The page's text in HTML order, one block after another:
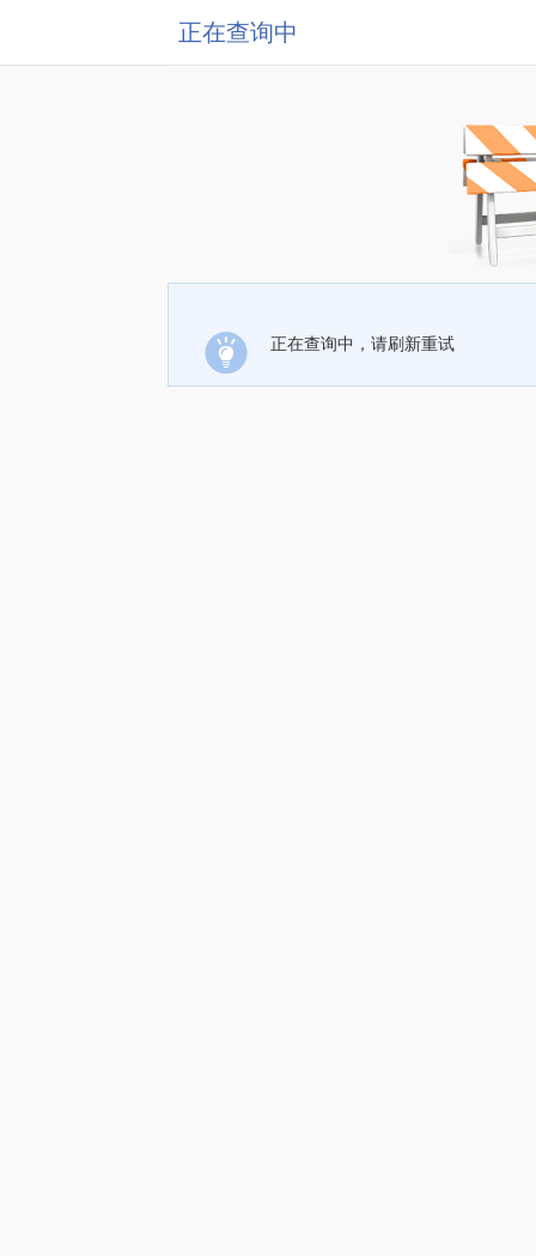
正在查询中
正在查询中，请刷新重试